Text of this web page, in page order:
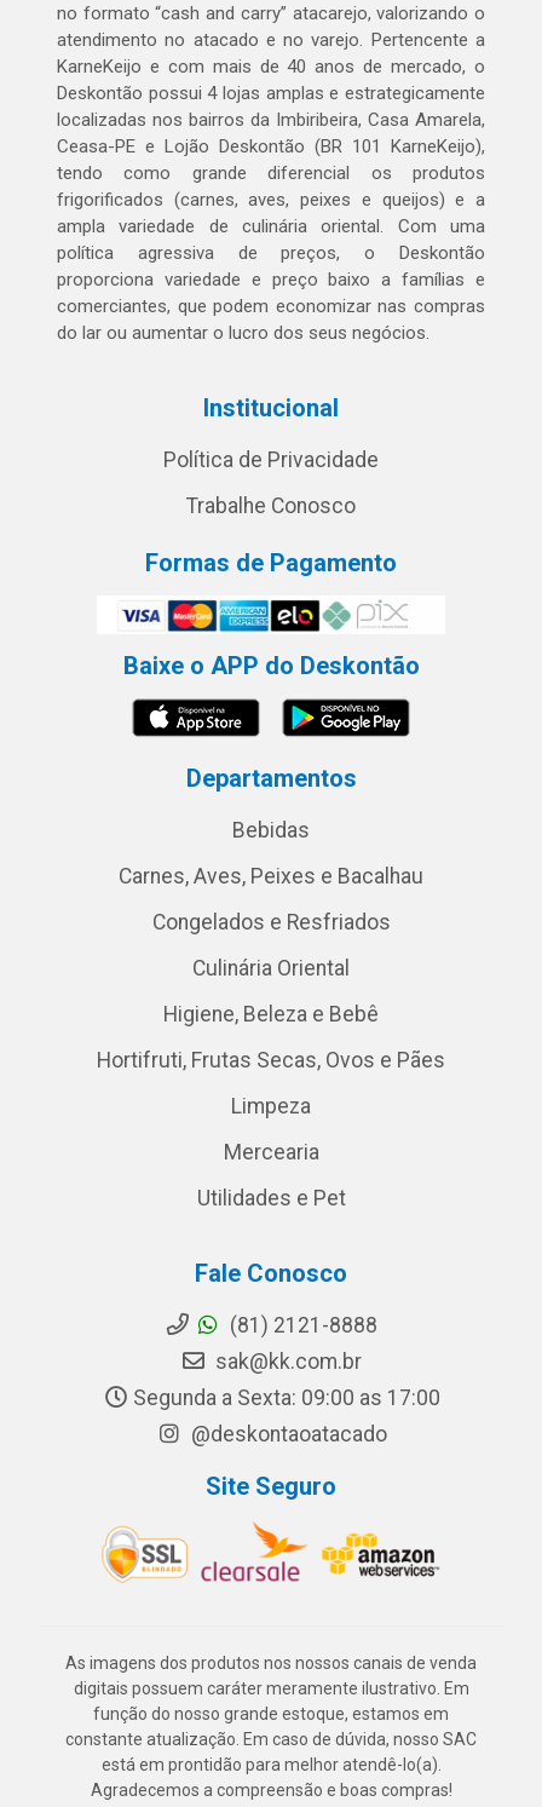
no formato “cash and carry” atacarejo, valorizando o
atendimento no atacado e no varejo. Pertencente a
KarneKeijo e com mais de 40 anos de mercado, o
Deskontão possui 4 lojas amplas e estrategicamente
localizadas nos bairros da Imbiribeira, Casa Amarela,
Ceasa-PE e Lojão Deskontão (BR 101 KarneKeijo),
tendo como grande diferencial os produtos
frigorificados (carnes, aves, peixes e queijos) e a
ampla variedade de culinária oriental. Com uma
política agressiva de preços, o Deskontão
proporciona variedade e preço baixo a famílias e
comerciantes, que podem economizar nas compras
do lar ou aumentar o lucro dos seus negócios.
Institucional
Política de Privacidade
Trabalhe Conosco
Formas de Pagamento
Baixe o APP do Deskontão
Departamentos
Bebidas
Carnes, Aves, Peixes e Bacalhau
Congelados e Resfriados
Culinária Oriental
Higiene, Beleza e Bebê
Hortifruti, Frutas Secas, Ovos e Pães
Limpeza
Mercearia
Utilidades e Pet
Fale Conosco
(81) 2121-8888
sak@kk.com.br
Segunda a Sexta: 09:00 as 17:00
@deskontaoatacado
Site Seguro
As imagens dos produtos nos nossos canais de venda
digitais possuem caráter meramente ilustrativo. Em
função do nosso grande estoque, estamos em
constante atualização. Em caso de dúvida, nosso SAC
está em prontidão para melhor atendê-lo(a).
Agradecemos a compreensão e boas compras!